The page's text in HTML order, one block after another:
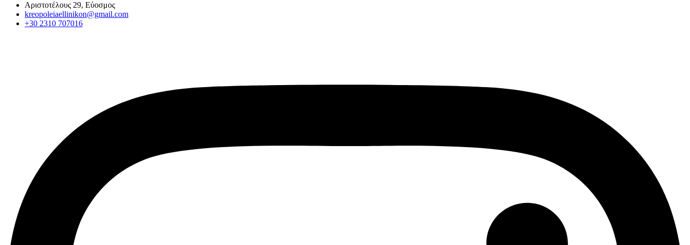
Αριστοτέλους 29, Εύοσμος
kreopoleiaellinikon@gmail.com
+30 2310 707016